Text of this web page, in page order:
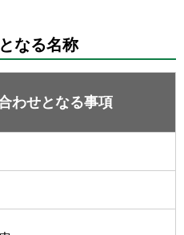
なる名称
わせとなる事項